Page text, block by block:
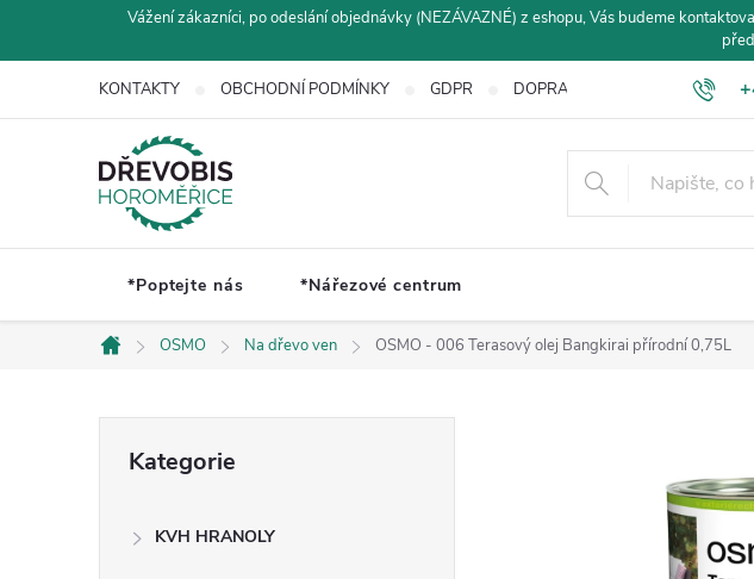
Vážení zákazníci, po odeslání objednávky (NEZÁVAZNÉ) z eshopu, Vás budeme
KONTAKTY OBCHODNÍ PODMÍNKY GDPR DOPRAVA A PLATBA
*Poptejte nás *Nářezové centrum
Domů
OSMO Na dřevo ven OSMO - 006 Terasový olej Bangkirai přírodní 0,75L
kategorie
Kategorie
KVH HRANOLY